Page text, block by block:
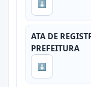
⬇
ATA DE
PREFEITURA
⬇